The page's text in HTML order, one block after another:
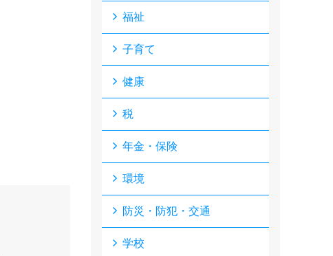
福祉
子育て
健康
税
年金・保険
環境
防災・防犯・交通
学校